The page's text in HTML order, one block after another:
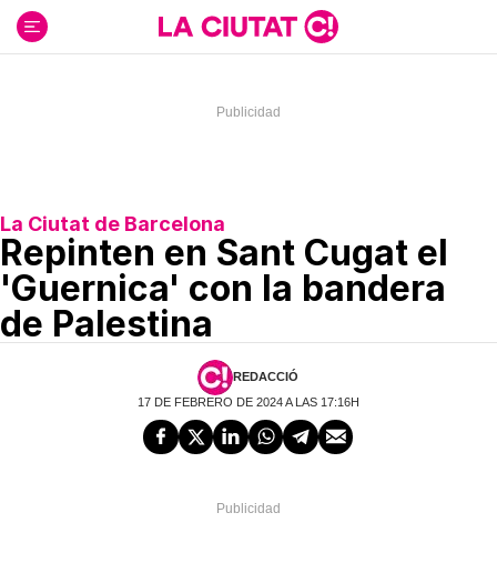
contenido
La Ciutat de Barcelona
Repinten en Sant Cugat el
'Guernica' con la bandera
de Palestina
REDACCIÓ
17 DE FEBRERO DE 2024 A LAS 17:16H